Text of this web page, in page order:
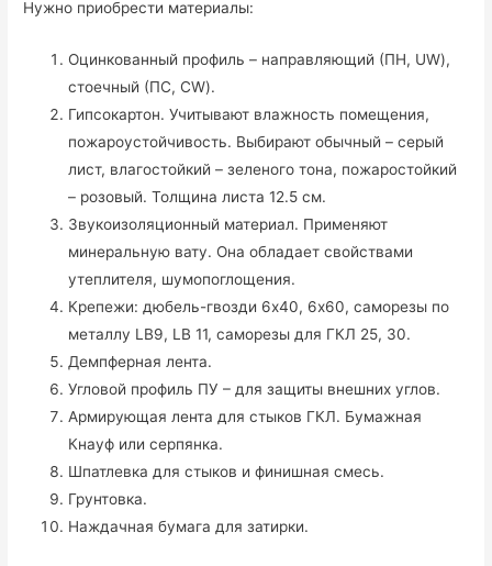
Нужно приобрести материалы:
Оцинкованный профиль – направляющий (ПН, UW),
стоечный (ПС, CW).
Гипсокартон. Учитывают влажность помещения,
пожароустойчивость. Выбирают обычный – серый
лист, влагостойкий – зеленого тона, пожаростойкий
– розовый. Толщина листа 12.5 см.
Звукоизоляционный материал. Применяют
минеральную вату. Она обладает свойствами
утеплителя, шумопоглощения.
Крепежи: дюбель-гвозди 6х40, 6х60, саморезы по
металлу LB9, LB 11, саморезы для ГКЛ 25, 30.
Демпферная лента.
Угловой профиль ПУ – для защиты внешних углов.
Армирующая лента для стыков ГКЛ. Бумажная
Кнауф или серпянка.
Шпатлевка для стыков и финишная смесь.
Грунтовка.
Наждачная бумага для затирки.